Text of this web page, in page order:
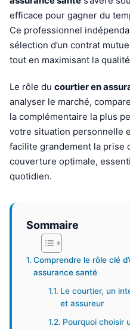
efficace pour gagner du
Ce professionnel
sélection d’un contrat
tout en maximisant la
Le rôle du courtier en
analyser le marché,
la complémentaire la plus
votre situation personnelle
facilite grandement la prise
couverture optimale,
quotidien.
Sommaire
Comprendre le rôle clé
assurance santé
Le courtier, un
et assureur
Pourquoi choisir